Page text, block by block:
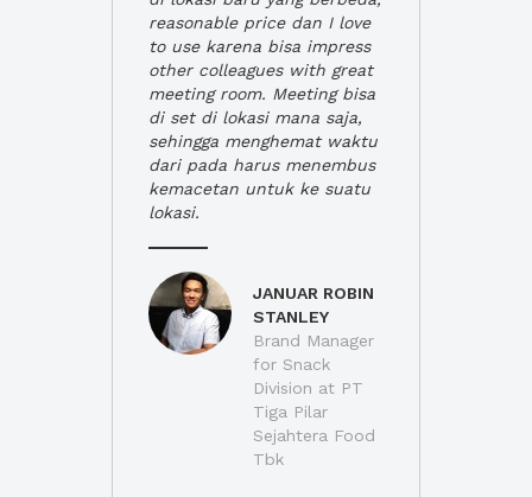
reasonable price dan I love
to use karena bisa impress
other colleagues with great
meeting room. Meeting bisa
di set di lokasi mana saja,
sehingga menghemat waktu
dari pada harus menembus
kemacetan untuk ke suatu
lokasi.
JANUAR ROBIN
STANLEY
Brand Manager
for Snack
Division at PT
Tiga Pilar
Sejahtera Food
Tbk